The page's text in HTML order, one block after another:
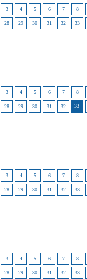
3 4 5 6 7 8
28 29 30 31 32 33
3 4 5 6 7 8
28 29 30 31 32 33
3 4 5 6 7 8
28 29 30 31 32 33
3 4 5 6 7 8
28 29 30 31 32 33